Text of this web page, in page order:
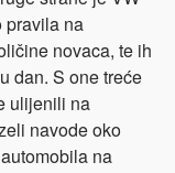
pravila na
novaca, te ih
dan. S one treće
ulijenili na
navode oko
na